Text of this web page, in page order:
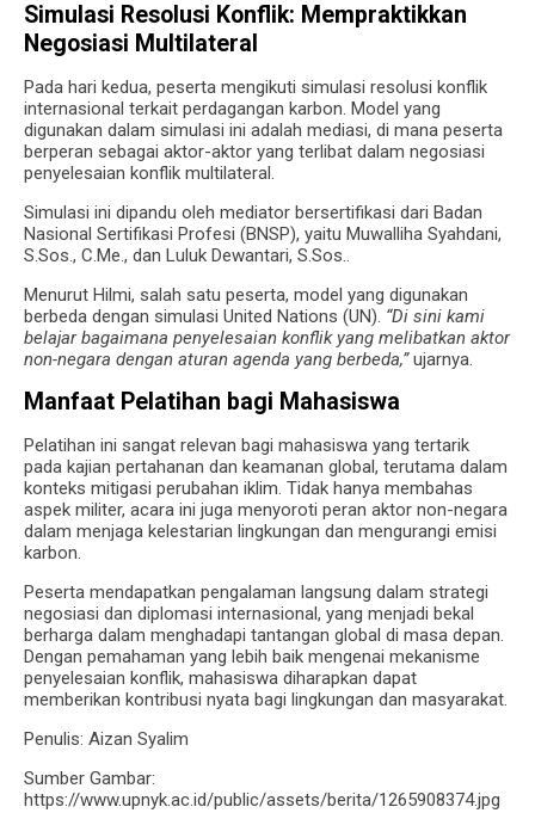
Simulasi Resolusi Konflik: Mempraktikkan
Negosiasi Multilateral
Pada hari kedua, peserta mengikuti simulasi resolusi konflik
internasional terkait perdagangan karbon. Model yang
digunakan dalam simulasi ini adalah mediasi, di mana peserta
berperan sebagai aktor-aktor yang terlibat dalam negosiasi
penyelesaian konflik multilateral.
Simulasi ini dipandu oleh mediator bersertifikasi dari Badan
Nasional Sertifikasi Profesi (BNSP), yaitu Muwalliha Syahdani,
S.Sos., C.Me., dan Luluk Dewantari, S.Sos..
Menurut Hilmi, salah satu peserta, model yang digunakan
berbeda dengan simulasi United Nations (UN). “Di sini kami
belajar bagaimana penyelesaian konflik yang melibatkan aktor
non-negara dengan aturan agenda yang berbeda,”ujarnya.
Manfaat Pelatihan bagi Mahasiswa
Pelatihan ini sangat relevan bagi mahasiswa yang tertarik
pada kajian pertahanan dan keamanan global, terutama dalam
konteks mitigasi perubahan iklim. Tidak hanya membahas
aspek militer, acara ini juga menyoroti peran aktor non-negara
dalam menjaga kelestarian lingkungan dan mengurangi emisi
karbon.
Peserta mendapatkan pengalaman langsung dalam strategi
negosiasi dan diplomasi internasional, yang menjadi bekal
berharga dalam menghadapi tantangan global di masa depan.
Dengan pemahaman yang lebih baik mengenai mekanisme
penyelesaian konflik, mahasiswa diharapkan dapat
memberikan kontribusi nyata bagi lingkungan dan masyarakat.
Penulis: Aizan Syalim
Sumber Gambar:
https://www.upnyk.ac.id/public/assets/berita/1265908374.jpg